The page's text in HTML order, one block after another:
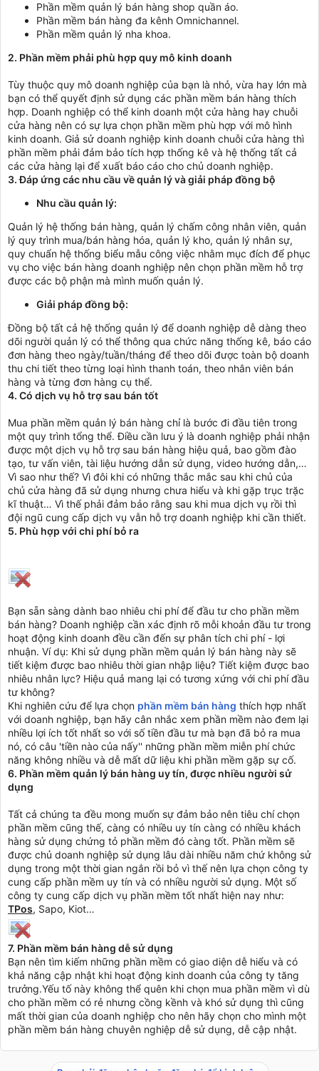
Phần mềm quản lý bán hàng shop quần áo.
Phần mềm bán hàng đa kênh Omnichannel.
Phần mềm quản lý nha khoa.
2. Phần mềm phải phù hợp quy mô kinh doanh
Tùy thuộc quy mô doanh nghiệp của bạn là nhỏ, vừa hay lớn mà
bạn có thể quyết định sử dụng các phần mềm bán hàng thích
hợp. Doanh nghiệp có thể kinh doanh một cửa hàng hay chuỗi
cửa hàng nên có sự lựa chọn phần mềm phù hợp với mô hình
kinh doanh. Giả sử doanh nghiệp kinh doanh chuỗi cửa hàng thì
phần mềm phải đảm bảo tích hợp thống kê và hệ thống tất cả
các cửa hàng lại để xuất báo cáo cho chủ doanh nghiệp.
3. Đáp ứng các nhu cầu về quản lý và giải pháp đồng bộ
Nhu cầu quản lý:
Quản lý hệ thống bán hàng, quản lý chấm công nhân viên, quản
lý quy trình mua/bán hàng hóa, quản lý kho, quản lý nhân sự,
quy chuẩn hệ thống biểu mẫu công việc nhằm mục đích để phục
vụ cho việc bán hàng doanh nghiệp nên chọn phần mềm hỗ trợ
được các bộ phận mà mình muốn quản lý.
Giải pháp đồng bộ:
Đồng bộ tất cả hệ thống quản lý để doanh nghiệp dễ dàng theo
dõi người quản lý có thể thông qua chức năng thống kê, báo cáo
đơn hàng theo ngày/tuần/tháng để theo dõi được toàn bộ doanh
thu chi tiết theo từng loại hình thanh toán, theo nhân viên bán
hàng và từng đơn hàng cụ thể.
4. Có dịch vụ hỗ trợ sau bán tốt
Mua phần mềm quản lý bán hàng chỉ là bước đi đầu tiên trong
một quy trình tổng thể. Điều cần lưu ý là doanh nghiệp phải nhận
được một dịch vụ hỗ trợ sau bán hàng hiệu quả, bao gồm đào
tạo, tư vấn viên, tài liệu hướng dẫn sử dụng, video hướng dẫn,…
Vì sao như thế? Vì đôi khi có những thắc mắc sau khi chủ của
chủ cửa hàng đã sử dụng nhưng chưa hiểu và khi gặp trục trặc
kĩ thuật… Vì thế phải đảm bảo rằng sau khi mua dịch vụ rồi thì
đội ngũ cung cấp dịch vụ vẫn hỗ trợ doanh nghiệp khi cần thiết.
5. Phù hợp với chi phí bỏ ra
Bạn sẵn sàng dành bao nhiêu chi phí để đầu tư cho phần mềm
bán hàng? Doanh nghiệp cần xác định rõ mỗi khoản đầu tư trong
hoạt động kinh doanh đều cần đến sự phân tích chi phí - lợi
nhuận. Ví dụ: Khi sử dụng phần mềm quản lý bán hàng này sẽ
tiết kiệm được bao nhiêu thời gian nhập liệu? Tiết kiệm được bao
nhiêu nhân lực? Hiệu quả mang lại có tương xứng với chi phí đầu
tư không?
Khi nghiên cứu để lựa chọn phần mềm bán hàng thích hợp nhất
với doanh nghiệp, bạn hãy cân nhắc xem phần mềm nào đem lại
nhiều lợi ích tốt nhất so với số tiền đầu tư mà bạn đã bỏ ra mua
nó, có câu 'tiền nào của nấy'' những phần mềm miễn phí chức
năng không nhiều và dễ mất dữ liệu khi phần mềm gặp sự cố.
6. Phần mềm quản lý bán hàng uy tín, được nhiều người sử
dụng
Tất cả chúng ta đều mong muốn sự đảm bảo nên tiêu chí chọn
phần mềm cũng thế, càng có nhiều uy tín càng có nhiều khách
hàng sử dụng chứng tỏ phần mềm đó càng tốt. Phần mềm sẽ
được chủ doanh nghiệp sử dụng lâu dài nhiều năm chứ không sử
dụng trong một thời gian ngắn rồi bỏ vì thế nên lựa chọn công ty
cung cấp phần mềm uy tín và có nhiều người sử dụng. Một số
công ty cung cấp dịch vụ phần mềm tốt nhất hiện nay như:
TPos, Sapo, Kiot…
7. Phần mềm bán hàng dễ sử dụng
Bạn nên tìm kiếm những phần mềm có giao diện dễ hiểu và có
khả năng cập nhật khi hoạt động kinh doanh của công ty tăng
trưởng.Yếu tố này không thể quên khi chọn mua phần mềm vì dù
cho phần mềm có rẻ nhưng cồng kềnh và khó sử dụng thì cũng
mất thời gian của doanh nghiệp cho nên hãy chọn cho mình một
phần mềm bán hàng chuyên nghiệp dễ sử dụng, dễ cập nhật.